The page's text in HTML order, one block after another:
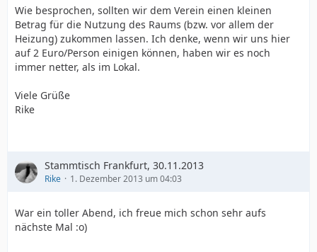
Wie besprochen, sollten wir dem Verein einen kleinen
Betrag für die Nutzung des Raums (bzw. vor allem der
Heizung) zukommen lassen. Ich denke, wenn wir uns hier
auf 2 Euro/Person einigen können, haben wir es noch
immer netter, als im Lokal.
Viele Grüße
Rike
Stammtisch Frankfurt, 30.11.2013
Rike 1. Dezember 2013 um 04:03
War ein toller Abend, ich freue mich schon sehr aufs
nächste Mal :o)